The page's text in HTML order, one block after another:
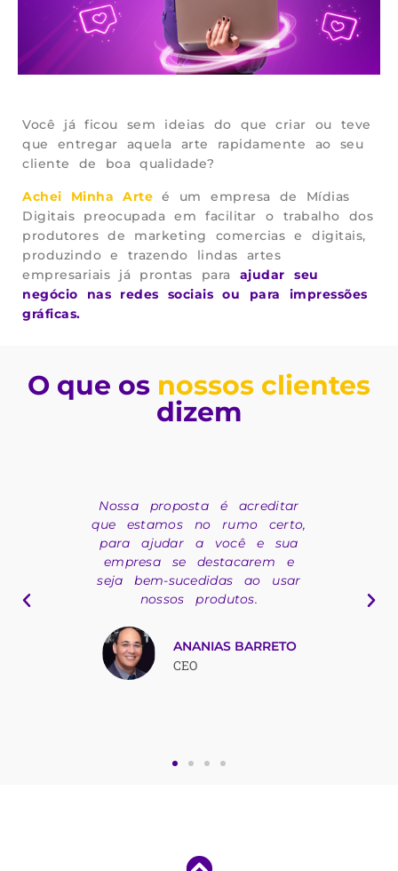
Você já ficou sem ideias do que criar ou teve
que entregar aquela arte rapidamente ao seu
cliente de boa qualidade?
Achei Minha Arte é um empresa de Mídias
Digitais preocupada em facilitar o trabalho dos
produtores de marketing comercias e digitais,
produzindo e trazendo lindas artes
empresariais já prontas para ajudar seu
negócio nas redes sociais ou para impressões
gráficas.
O que os nossos clientes
dizem
Nossa proposta é acreditar
que estamos no rumo certo,
para ajudar a você e sua
empresa se destacarem e
seja bem-sucedidas ao usar
nossos produtos.
ANANIAS BARRETO
CEO